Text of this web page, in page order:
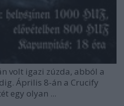
volt igazi zúzda, abból a
Április 8-án a Crucify
egy olyan ...